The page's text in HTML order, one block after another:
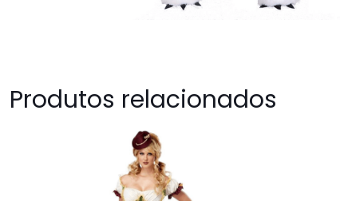
Produtos relacionados